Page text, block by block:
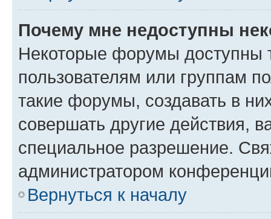
Почему мне недоступны
Некоторые форумы доступны
пользователям или группам
такие форумы, создавать в
совершать другие действия,
специальное разрешение.
администратором
Вернуться к началу